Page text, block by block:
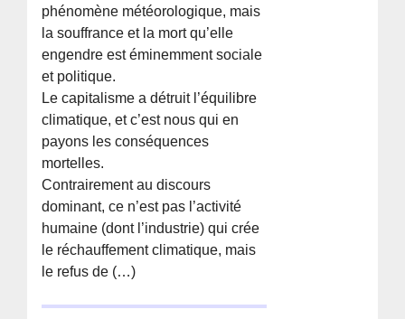
phénomène météorologique, mais
la souffrance et la mort qu’elle
engendre est éminemment sociale
et politique.
Le capitalisme a détruit l’équilibre
climatique, et c’est nous qui en
payons les conséquences
mortelles.
Contrairement au discours
dominant, ce n’est pas l’activité
humaine (dont l’industrie) qui crée
le réchauffement climatique, mais
le refus de (…)